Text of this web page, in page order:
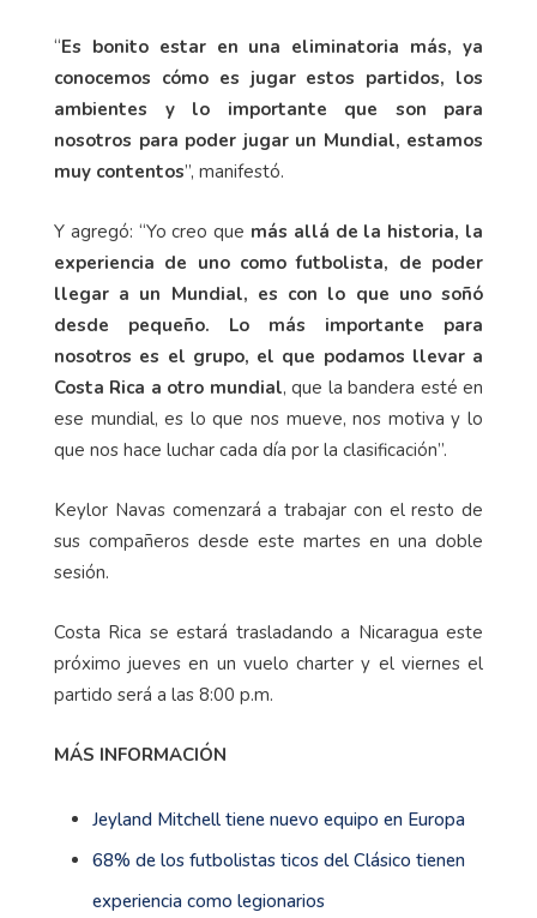
“Es bonito estar en una eliminatoria más, ya
conocemos cómo es jugar estos partidos, los
ambientes y lo importante que son para
nosotros para poder jugar un Mundial, estamos
muy contentos”, manifestó.
Y agregó: “Yo creo que más allá de la historia, la
experiencia de uno como futbolista, de poder
llegar a un Mundial, es con lo que uno soñó
desde pequeño. Lo más importante para
nosotros es el grupo, el que podamos llevar a
Costa Rica a otro mundial, que la bandera esté en
ese mundial, es lo que nos mueve, nos motiva y lo
que nos hace luchar cada día por la clasificación”.
Keylor Navas comenzará a trabajar con el resto de
sus compañeros desde este martes en una doble
sesión.
Costa Rica se estará trasladando a Nicaragua este
próximo jueves en un vuelo charter y el viernes el
partido será a las 8:00 p.m.
MÁS INFORMACIÓN
Jeyland Mitchell tiene nuevo equipo en Europa
68% de los futbolistas ticos del Clásico tienen
experiencia como legionarios